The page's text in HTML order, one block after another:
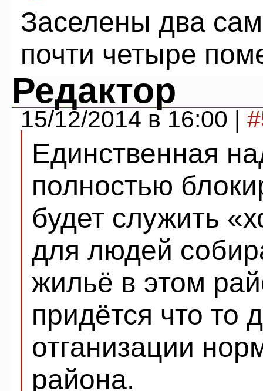
Заселены два
почти четыре
Редактор
15/12/2014 в 16:00 |
Единственная
полностью
будет служить
для людей
жильё в этом
придётся что то
отганизации
района.